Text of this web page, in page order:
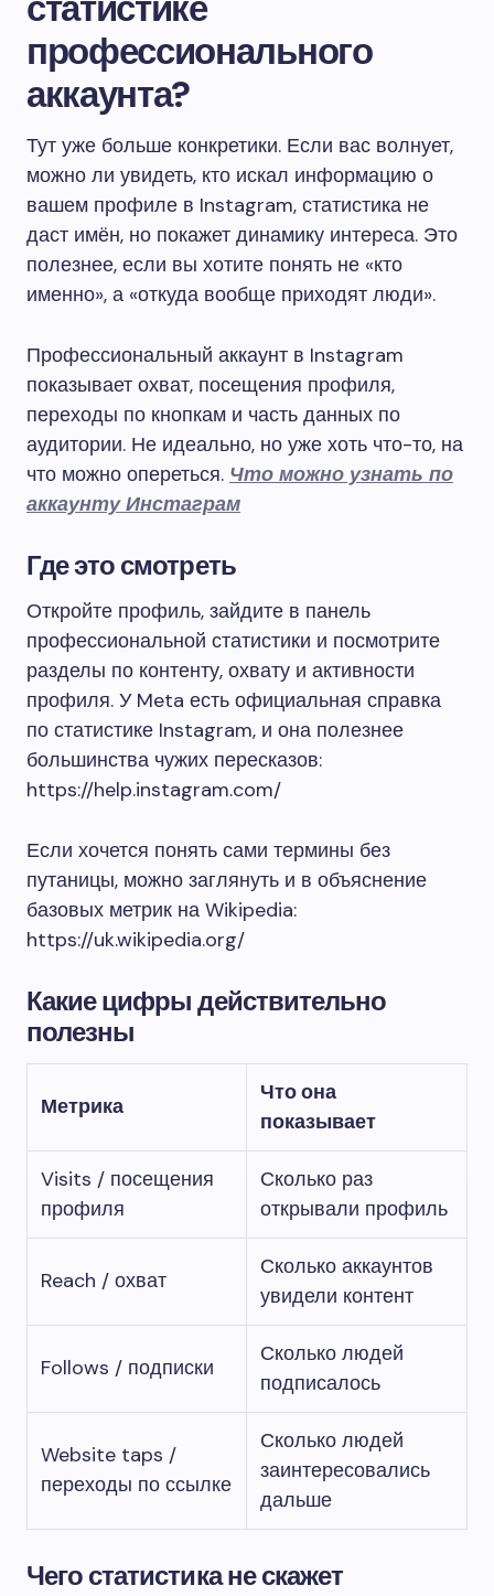
профессионального
аккаунта?
Тут уже больше конкретики. Если вас волнует,
можно ли увидеть, кто искал информацию о
вашем профиле в Instagram, статистика не
даст имён, но покажет динамику интереса. Это
полезнее, если вы хотите понять не «кто
именно», а «откуда вообще приходят люди».
Профессиональный аккаунт в Instagram
показывает охват, посещения профиля,
переходы по кнопкам и часть данных по
аудитории. Не идеально, но уже хоть что-то, на
что можно опереться. Что можно узнать по
аккаунту Инстаграм
Где это смотреть
Откройте профиль, зайдите в панель
профессиональной статистики и посмотрите
разделы по контенту, охвату и активности
профиля. У Meta есть официальная справка
по статистике Instagram, и она полезнее
большинства чужих пересказов:
https://help.instagram.com/
Если хочется понять сами термины без
путаницы, можно заглянуть и в объяснение
базовых метрик на Wikipedia:
https://uk.wikipedia.org/
Какие цифры действительно
полезны
Метрика
Что она
показывает
Visits / посещения
профиля
Сколько раз
открывали профиль
Reach / охват
Сколько аккаунтов
увидели контент
Follows / подписки
Сколько людей
подписалось
Website taps /
переходы по ссылке
Сколько людей
заинтересовались
дальше
Чего статистика не скажет